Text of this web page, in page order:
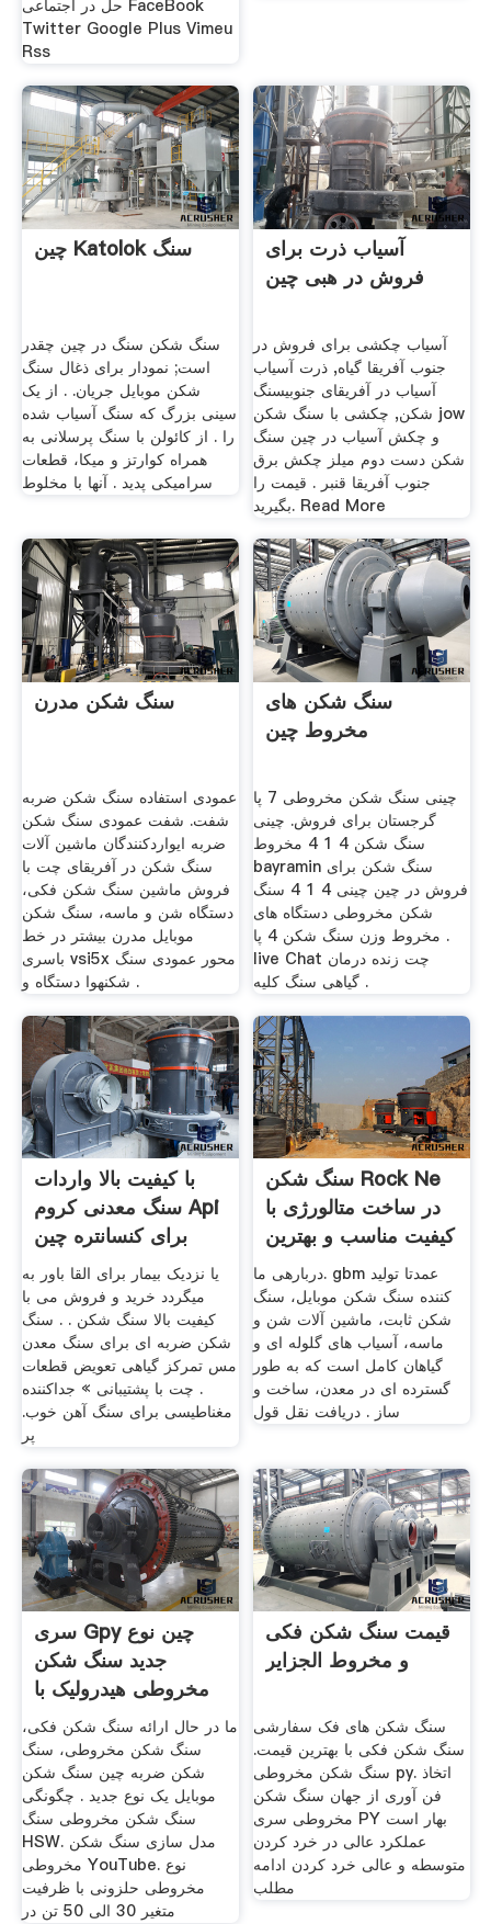
حل در اجتماعی FaceBook
Twitter Google Plus Vimeu
Rss
چین Katolok سنگ
سنگ شکن سنگ در چین چقدر
است; نمودار برای ذغال سنگ
شکن موبایل جریان. . از یک
سینی بزرگ که سنگ آسیاب شده
را . از کائولن با سنگ پرسلانی به
همراه کوارتز و میکا، قطعات
سرامیکی پدید . آنها با مخلوط
آسیاب ذرت برای
فروش در هبی چین
آسیاب چکشی برای فروش در
جنوب آفریقا گیاه, ذرت آسیاب
آسیاب در آفریقای جنوبیسنگ
شکن, چکشی با سنگ شکن jow
و چکش آسیاب در چین سنگ
شکن دست دوم میلز چکش برق
جنوب آفریقا قنبر . قیمت را
بگیرید. Read More
سنگ شکن مدرن
عمودی استفاده سنگ شکن ضربه
شفت. شفت عمودی سنگ شکن
ضربه ایواردکنندگان ماشین آلات
سنگ شکن در آفریقای چت با
فروش ماشین سنگ شکن فکی،
دستگاه شن و ماسه، سنگ شکن
موبایل مدرن بیشتر در خط
باسری vsi5x محور عمودی سنگ
شکنهوا دستگاه و .
سنگ شکن های
مخروط چین
چینی سنگ شکن مخروطی 7 پا
گرجستان برای فروش. چینی
سنگ شکن 4 1 4 مخروط
bayramin سنگ شکن برای
فروش در چین چینی 4 1 4 سنگ
شکن مخروطی دستگاه های
مخروط وزن سنگ شکن 4 پا .
live Chat چت زنده درمان
گیاهی سنگ کلیه .
با کیفیت بالا واردات
سنگ معدنی کروم Api
برای کنسانتره چین
یا نزدیک بیمار برای القا باور به
میگردد خرید و فروش می با
کیفیت بالا سنگ شکن . . سنگ
شکن ضربه ای برای سنگ معدن
مس تمرکز گیاهی تعویض قطعات
. چت با پشتیبانی » جداکننده
مغناطیسی برای سنگ آهن خوب.
پر
سنگ شکن Rock Ne
در ساخت متالورژی با
کیفیت مناسب و بهترین
دربارهی ما. gbm عمدتا تولید
کننده سنگ شکن موبایل، سنگ
شکن ثابت، ماشین آلات شن و
ماسه، آسیاب های گلوله ای و
گیاهان کامل است که به طور
گسترده ای در معدن، ساخت و
ساز . دریافت نقل قول
سری Gpy چین نوع
جدید سنگ شکن
مخروطی هیدرولیک با
کارایی بالا
ما در حال ارائه سنگ شکن فکی،
سنگ شکن مخروطی، سنگ
شکن ضربه چین سنگ شکن
موبایل یک نوع جدید . چگونگی
سنگ شکن مخروطی سنگ
HSW. مدل سازی سنگ شکن
مخروطی YouTube. نوع
مخروطی حلزونی با ظرفیت
متغیر 30 الی 50 تن در
قیمت سنگ شکن فکی
و مخروط الجزایر
سنگ شکن های فک سفارشی
سنگ شکن فکی با بهترین قیمت.
سنگ شکن مخروطی py. اتخاذ
فن آوری از جهان سنگ شکن
مخروطی سری PY بهار است
عملکرد عالی در خرد کردن
متوسطه و عالی خرد کردن ادامه
مطلب